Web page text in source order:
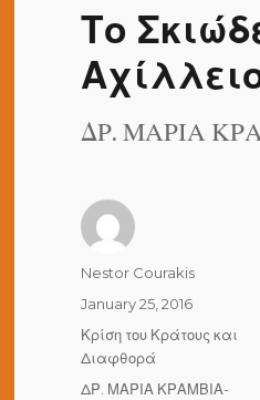
Το
ΔΡ. ΜΑΡΙΑ
Author
Nestor Courakis
Posted
on
January 25, 2016
Categories
Κρίση του Κράτους και
Διαφθορά
Tags
ΔΡ. ΜΑΡΙΑ ΚΡΑΜΒΙΑ-